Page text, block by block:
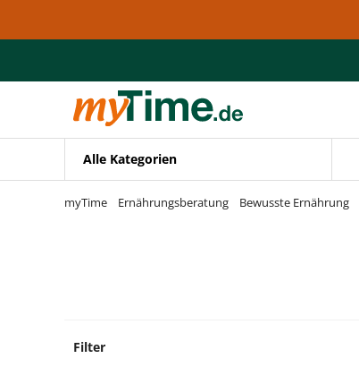
Zur Navigation springen
Alle Kategorien
myTime Ernährungsberatung Bewusste Ernährung
Filter